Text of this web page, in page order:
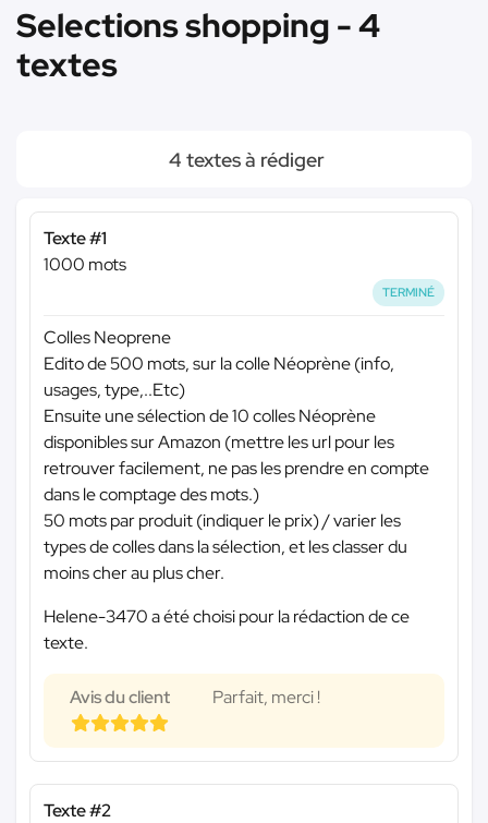
Selections shopping - 4
textes
4 textes à rédiger
Texte #1
1000 mots
TERMINÉ
Colles Neoprene
Edito de 500 mots, sur la colle Néoprène (info,
usages, type,..Etc)
Ensuite une sélection de 10 colles Néoprène
disponibles sur Amazon (mettre les url pour les
retrouver facilement, ne pas les prendre en compte
dans le comptage des mots.)
50 mots par produit (indiquer le prix) / varier les
types de colles dans la sélection, et les classer du
moins cher au plus cher.
Helene-3470 a été choisi pour la rédaction de ce
texte.
Avis du client Parfait, merci !
Texte #2